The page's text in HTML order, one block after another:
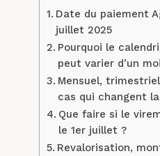
Date du paiement
juillet 2025
Pourquoi le
peut varier d’un
Mensuel,
cas qui changent
Que faire si le
le 1er juillet ?
Revalorisation,